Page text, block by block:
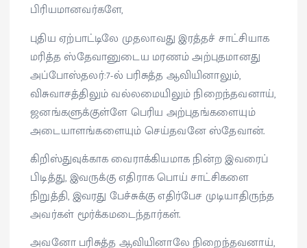
பிரியமானவர்களே,
புதிய ஏற்பாட்டிலே முதலாவது இரத்தச் சாட்சியாக
மரித்த ஸ்தேவானுடைய மரணம் அற்புதமானது
அப்போஸ்தலர்:7-ல் பரிசுத்த ஆவியினாலும்,
விசுவாசத்திலும் வல்லமையிலும் நிறைந்தவனாய்,
ஜனங்களுக்குள்ளே பெரிய அற்புதங்களையும்
அடையாளங்களையும் செய்தவனே ஸ்தேவான்.
கிறிஸ்துவுக்காக வைராக்கியமாக நின்ற இவரைப்
பிடித்து, இவருக்கு எதிராக பொய் சாட்சிகளை
நிறுத்தி, இவரது பேச்சுக்கு எதிர்பேச முடியாதிருந்த
அவர்கள் மூர்க்கமடைந்தார்கள்.
அவனோ பரிசுத்த ஆவியினாலே நிறைந்தவனாய்,